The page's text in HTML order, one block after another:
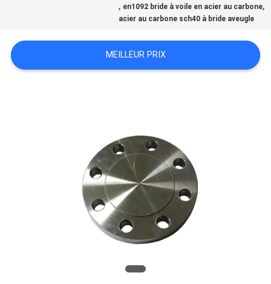
CONTACT
NOUVELLES
, en1092 bride à voile en acier au carbone,
acier au carbone sch40 à bride aveugle
MEILLEUR PRIX